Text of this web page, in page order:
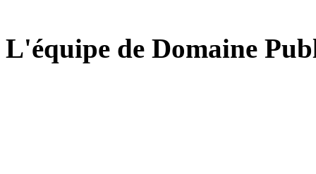
L'équipe de Domaine